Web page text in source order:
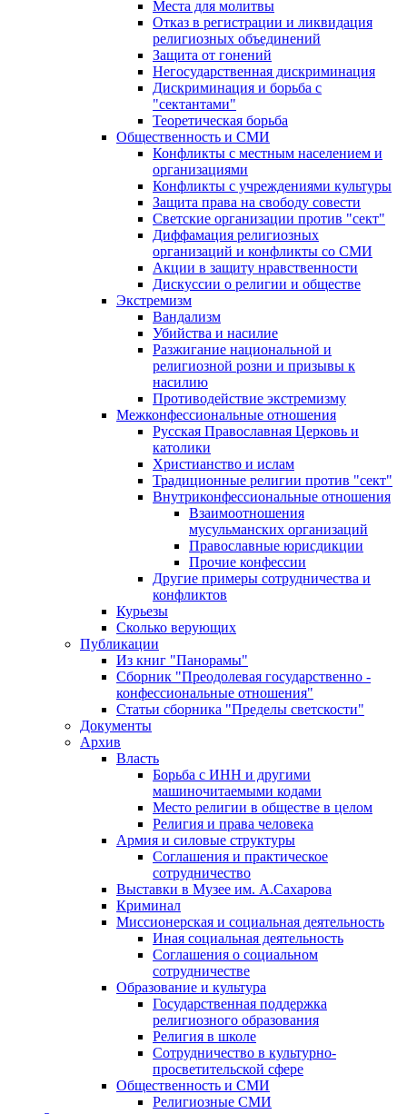
Места для молитвы
Отказ в регистрации и ликвидация
религиозных объединений
Защита от гонений
Негосударственная дискриминация
Дискриминация и борьба с
"сектантами"
Теоретическая борьба
Общественность и СМИ
Конфликты с местным населением и
организациями
Конфликты с учреждениями культуры
Защита права на свободу совести
Светские организации против "сект"
Диффамация религиозных
организаций и конфликты со СМИ
Акции в защиту нравственности
Дискуссии о религии и обществе
Экстремизм
Вандализм
Убийства и насилие
Разжигание национальной и
религиозной розни и призывы к
насилию
Противодействие экстремизму
Межконфессиональные отношения
Русская Православная Церковь и
католики
Христианство и ислам
Традиционные религии против "сект"
Внутриконфессиональные отношения
Взаимоотношения
мусульманских организаций
Православные юрисдикции
Прочие конфессии
Другие примеры сотрудничества и
конфликтов
Курьезы
Сколько верующих
Публикации
Из книг "Панорамы"
Сборник "Преодолевая государственно -
конфессиональные отношения"
Статьи сборника "Пределы светскости"
Документы
Архив
Власть
Борьба с ИНН и другими
машиночитаемыми кодами
Место религии в обществе в целом
Религия и права человека
Армия и силовые структуры
Соглашения и практическое
сотрудничество
Выставки в Музее им. А.Сахарова
Криминал
Миссионерская и социальная деятельность
Иная социальная деятельность
Соглашения о социальном
сотрудничестве
Образование и культура
Государственная поддержка
религиозного образования
Религия в школе
Сотрудничество в культурно-
просветительской сфере
Общественность и СМИ
Религиозные СМИ